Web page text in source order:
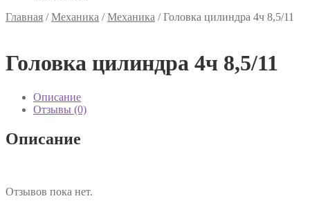
Главная /Механика /Механика /Головка цилиндра 4ч 8,5/11
Головка цилиндра 4ч 8,5/11
Описание
Отзывы (0)
Описание
Отзывов пока нет.